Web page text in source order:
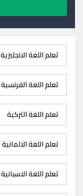
تعلم اللغة الانجليزية
تعلم اللغة الفرنسية
تعلم اللغة التركية
تعلم اللغة الالمانية
تعلم اللغة الاسبانية